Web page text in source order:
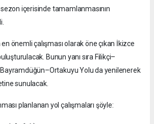
içerisinde tamamlanmasının
en önemli çalışması olarak öne çıkan İkizce
Bunun yanı sıra Filikçi–
Bayramdüğün–Ortakuyu Yolu da yenilenerek
sunulacak.
planlanan yol çalışmaları şöyle: